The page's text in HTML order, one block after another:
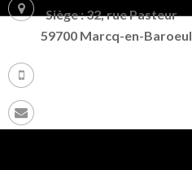
Siège : 32, rue Pasteur
59700 Marcq-en-Baroeul